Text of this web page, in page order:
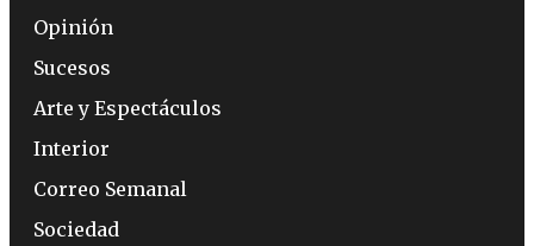
Opinión
Sucesos
Arte y Espectáculos
Interior
Correo Semanal
Sociedad